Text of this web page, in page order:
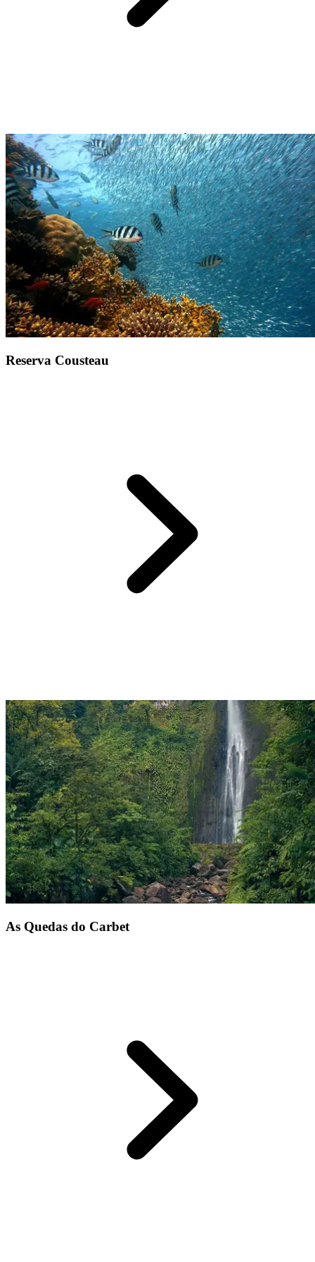
Apesar das suas dimensões modestas, o Îlet Macou é uma
verdadeira joia natural da reserva do Grand Cul-de-sac marin. Nesta
pequena língua de areia, descubra uma vegetação atípica de mangal
durante uma excursão a bordo de um barco de pescador. Deixe-se
encantar por este refúgio intocado, a apenas 35 minutos do seu
resort Club Med La Caravelle.
Reserva Cousteau
Se as paisagens de Guadalupe encantam em terra, a magia prolonga-
se nas profundezas marinhas. Vista o fato de mergulho e deixe-se
levar pela Reserva Natural Cousteau, um santuário subaquático
onde corais vibrantes, cavalos-marinhos graciosos e tartarugas
curiosas o recebem com os seus tons mais luminosos. Mergulhe
neste ecossistema exuberante e maravilhe-se com cada encontro.
Situado a 1h do resort Club Med La Caravelle.
As Quedas do Carbet